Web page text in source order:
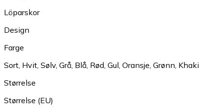
Löparskor
Design
Farge
Sort Hvit Sølv, Grå Blå Rød Gul Oransje Grønn Khaki
Størrelse
Størrelse (EU)